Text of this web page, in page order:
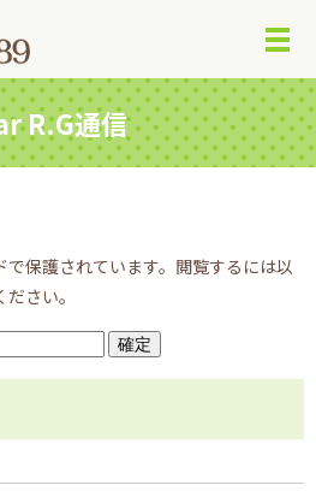
メ
R.G通信
保護されています。閲覧するには以
さい。